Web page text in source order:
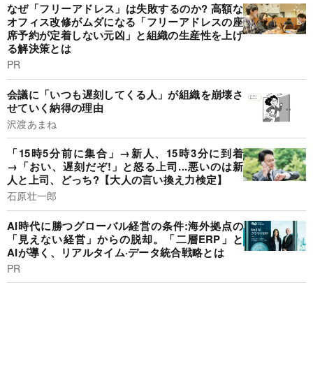
なぜ「フリーアドレス」は失敗するのか? 高額な
オフィス改修がムダになる「フリーアドレスの座
席予約が定着しない元凶」と組織の生産性を上げ
る解決策とは
PR
会議に「いつも遅刻してくる人」が組織を崩壊さ
せていく納得の理由
沢渡あまね
「15時5分前に集合」→新人、15時3分に到着
→「おい、遅刻だぞ!」と怒る上司...悪いのは新
人と上司、どっち?【大人の言い換え力検定】
石原壮一郎
AI時代に勝つグローバル経営の条件:海外拠点の
「見えない経営」からの脱却。「二層ERP」と
AIが導く、リアルタイム·データ統合戦略とは
PR